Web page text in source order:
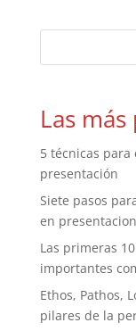
Las
5 técnicas
presentación
Siete pasos
en
Las primeras
importantes
Ethos, Pathos,
pilares de la